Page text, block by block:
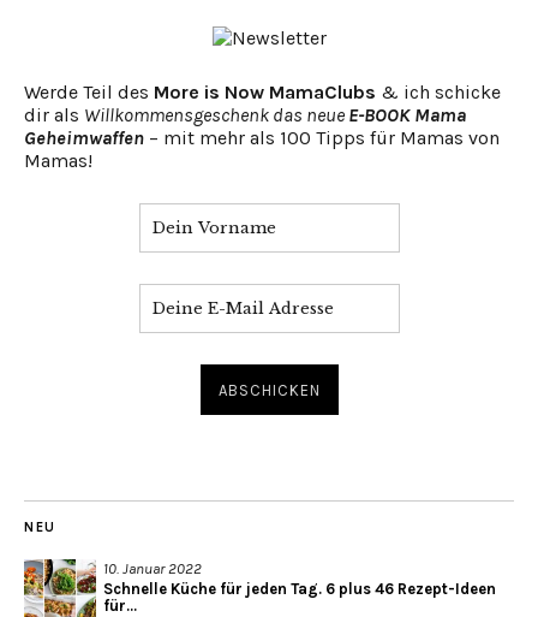
Werde Teil des More is Now MamaClubs & ich schicke
dir als Willkommensgeschenk das neue E-BOOK Mama
Geheimwaffen – mit mehr als 100 Tipps für Mamas von
Mamas!
NEU
10. Januar 2022
Schnelle Küche für jeden Tag. 6 plus 46 Rezept-Ideen
für...